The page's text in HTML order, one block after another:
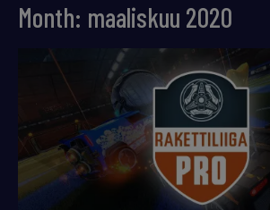
Month: maaliskuu 2020